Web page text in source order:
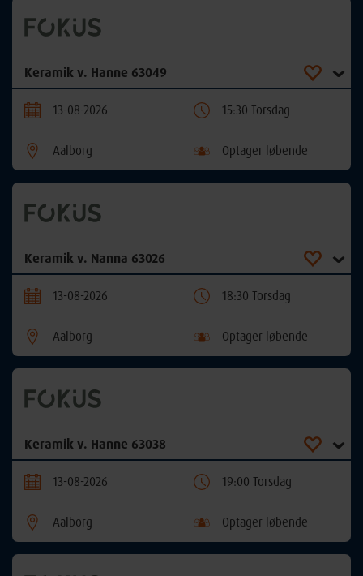
Keramik v. Hanne 63049
13-08-2026 15:30 Torsdag
Aalborg Optager løbende
Keramik v. Nanna 63026
13-08-2026 18:30 Torsdag
Aalborg Optager løbende
Keramik v. Hanne 63038
13-08-2026 19:00 Torsdag
Aalborg Optager løbende